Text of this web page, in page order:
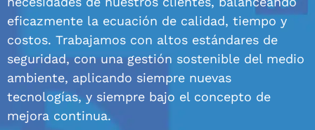
eficazmente la ecuación de calidad, tiempo y
costos. Trabajamos con altos estándares de
seguridad, con una gestión sostenible del medio
ambiente, aplicando siempre nuevas
tecnologías, y siempre bajo el concepto de
mejora continua.